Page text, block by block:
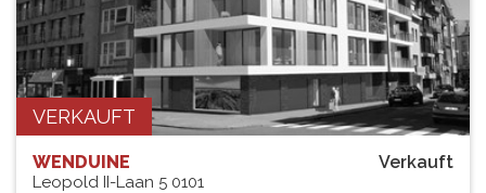
VERKAUFT
Verkauft
WENDUINE
Leopold II-Laan 5 0101